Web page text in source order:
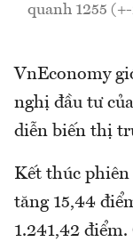
quanh 1255
VnEconomy
nghị đầu tư
diễn biến thị
Kết thúc
tăng 15,44
1.241,42